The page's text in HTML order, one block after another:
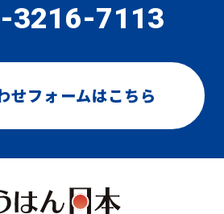
3216-7113
せフォームはこちら